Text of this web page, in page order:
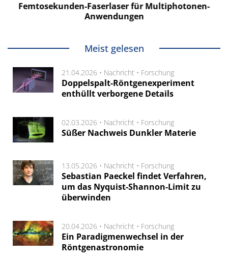
Femtosekunden-Faserlaser für Multiphotonen-
Anwendungen
Meist gelesen
21.04.2026 • Nachricht • Forschung
Doppelspalt-Röntgenexperiment
enthüllt verborgene Details
02.03.2026 • Nachricht • Forschung
Süßer Nachweis Dunkler Materie
13.05.2026 • Nachricht • Forschung
Sebastian Paeckel findet Verfahren,
um das Nyquist-Shannon-Limit zu
überwinden
20.04.2026 • Nachricht • Forschung
Ein Paradigmenwechsel in der
Röntgenastronomie